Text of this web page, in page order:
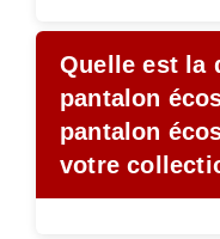
Quelle est la
pantalon
pantalon
votre